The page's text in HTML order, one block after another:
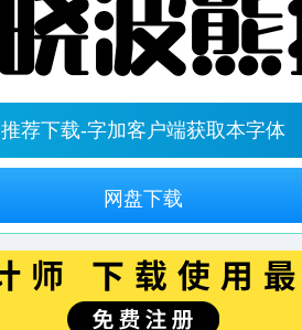
推荐下载-字加客户端获取本字体
网盘下载